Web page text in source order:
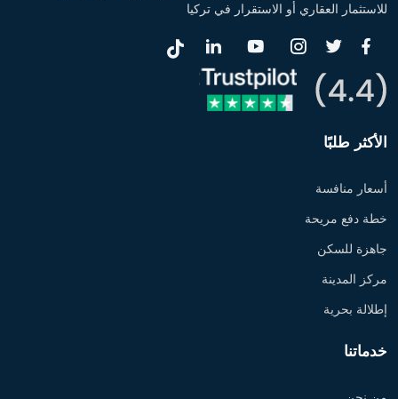
للاستثمار العقاري أو الاستقرار في تركيا
الأكثر طلبًا
أسعار منافسة
خطة دفع مريحة
جاهزة للسكن
مركز المدينة
إطلالة بحرية
خدماتنا